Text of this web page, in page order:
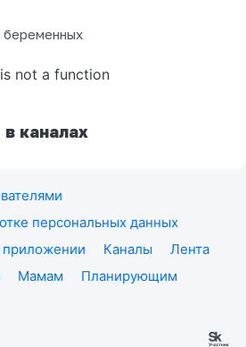
беременных
not a function
каналах
персональных данных
приложении Каналы
Лента
Мамам
Планирующим